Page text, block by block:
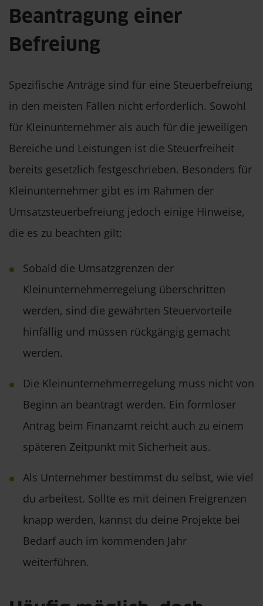
Beantragung einer
Befreiung
Spezifische Anträge sind für eine Steuerbefreiung
in den meisten Fällen nicht erforderlich. Sowohl
für Kleinunternehmer als auch für die jeweiligen
Bereiche und Leistungen ist die Steuerfreiheit
bereits gesetzlich festgeschrieben. Besonders für
Kleinunternehmer gibt es im Rahmen der
Umsatzsteuerbefreiung jedoch einige Hinweise,
die es zu beachten gilt:
Sobald die Umsatzgrenzen der
Kleinunternehmerregelung überschritten
werden, sind die gewährten Steuervorteile
hinfällig und müssen rückgängig gemacht
werden.
Die Kleinunternehmerregelung muss nicht von
Beginn an beantragt werden. Ein formloser
Antrag beim Finanzamt reicht auch zu einem
späteren Zeitpunkt mit Sicherheit aus.
Als Unternehmer bestimmst du selbst, wie viel
du arbeitest. Sollte es mit deinen Freigrenzen
knapp werden, kannst du deine Projekte bei
Bedarf auch im kommenden Jahr
weiterführen.